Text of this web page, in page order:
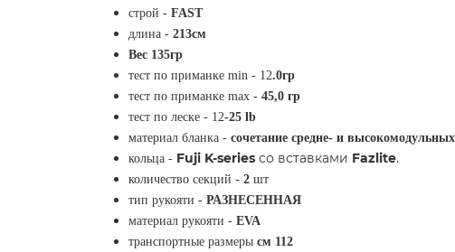
строй - FAST
длина - 213см
Вес 135гр
тест по приманке min - 12.0гр
тест по приманке max - 45,0 гр
тест по леске - 12-25 lb
материал бланка - сочетание средне- и
кольца - Fuji K-series со вставками Fazlite.
количество секций - 2 шт
тип рукояти - РАЗНЕСЕННАЯ
материал рукояти - EVA
транспортные размеры см 112